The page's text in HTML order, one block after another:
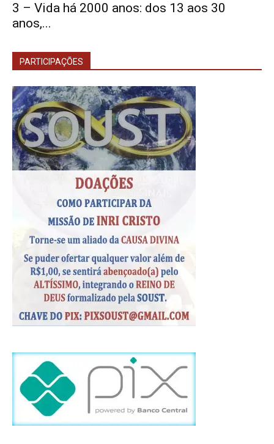
3 – Vida há 2000 anos: dos 13 aos 30
anos,...
PARTICIPAÇÕES